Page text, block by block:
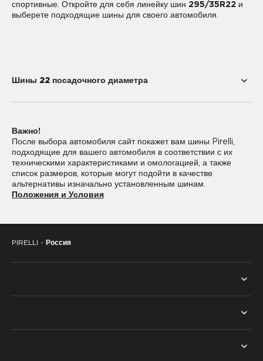
спортивные. Откройте для себя линейку шин 295/35R22 и
выберете подходящие шины для своего автомобиля.
Шины 22 посадочного диаметра
265/35R22
275/35R22 275/40R22
285/30R22 285/35R22
295/30R22 295/35R22
325/40R22 325/55R22
Важно!
После выбора автомобиля сайт покажет вам шины Pirelli,
подходящие для вашего автомобиля в соответствии с их
техническими характеристиками и омологацией, а также
список размеров, которые могут подойти в качестве
альтернативы изначально установленным шинам.
Положения и Условия
PIRELLI - Россия
ПОИСК ПО СЕЗОНУ